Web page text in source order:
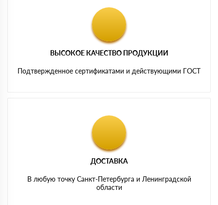
ВЫСОКОЕ КАЧЕСТВО ПРОДУКЦИИ
Подтвержденное сертификатами и действующими ГОСТ
ДОСТАВКА
В любую точку Санкт-Петербурга и Ленинградской
области